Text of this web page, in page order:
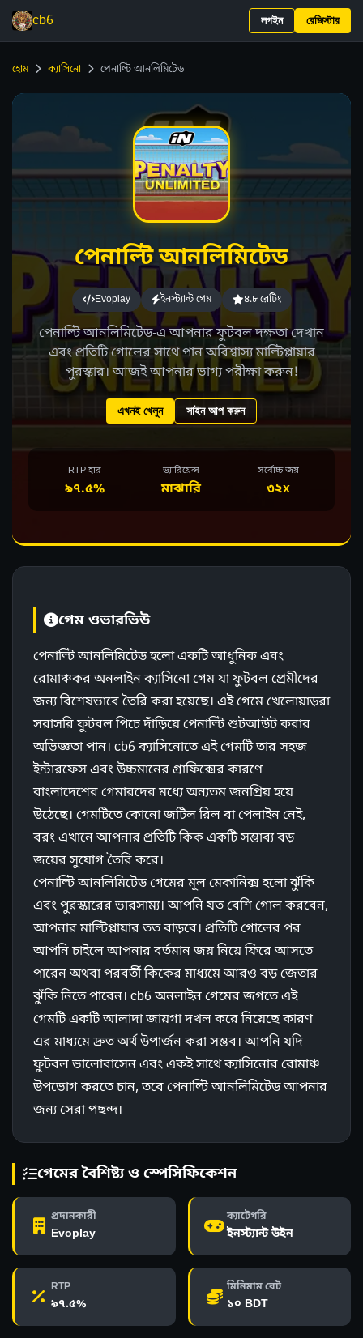
cb6 লগইন রেজিস্টার
হোম ক্যাসিনো পেনাল্টি আনলিমিটেড
পেনাল্টি আনলিমিটেড
Evoplay ইনস্ট্যান্ট গেম ৪.৮ রেটিং
পেনাল্টি আনলিমিটেড-এ আপনার ফুটবল দক্ষতা দেখান
এবং প্রতিটি গোলের সাথে পান অবিশ্বাস্য মাল্টিপ্লায়ার
পুরস্কার। আজই আপনার ভাগ্য পরীক্ষা করুন!
এখনই খেলুন সাইন আপ করুন
RTP হার
৯৭.৫%
ভ্যারিয়েন্স
মাঝারি
সর্বোচ্চ জয়
৩২x
গেম ওভারভিউ
পেনাল্টি আনলিমিটেড হলো একটি আধুনিক এবং
রোমাঞ্চকর অনলাইন ক্যাসিনো গেম যা ফুটবল প্রেমীদের
জন্য বিশেষভাবে তৈরি করা হয়েছে। এই গেমে খেলোয়াড়রা
সরাসরি ফুটবল পিচে দাঁড়িয়ে পেনাল্টি শুটআউট করার
অভিজ্ঞতা পান। cb6 ক্যাসিনোতে এই গেমটি তার সহজ
ইন্টারফেস এবং উচ্চমানের গ্রাফিক্সের কারণে
বাংলাদেশের গেমারদের মধ্যে অন্যতম জনপ্রিয় হয়ে
উঠেছে। গেমটিতে কোনো জটিল রিল বা পেলাইন নেই,
বরং এখানে আপনার প্রতিটি কিক একটি সম্ভাব্য বড়
জয়ের সুযোগ তৈরি করে।
পেনাল্টি আনলিমিটেড গেমের মূল মেকানিক্স হলো ঝুঁকি
এবং পুরস্কারের ভারসাম্য। আপনি যত বেশি গোল করবেন,
আপনার মাল্টিপ্লায়ার তত বাড়বে। প্রতিটি গোলের পর
আপনি চাইলে আপনার বর্তমান জয় নিয়ে ফিরে আসতে
পারেন অথবা পরবর্তী কিকের মাধ্যমে আরও বড় জেতার
ঝুঁকি নিতে পারেন। cb6 অনলাইন গেমের জগতে এই
গেমটি একটি আলাদা জায়গা দখল করে নিয়েছে কারণ
এর মাধ্যমে দ্রুত অর্থ উপার্জন করা সম্ভব। আপনি যদি
ফুটবল ভালোবাসেন এবং একই সাথে ক্যাসিনোর রোমাঞ্চ
উপভোগ করতে চান, তবে পেনাল্টি আনলিমিটেড আপনার
জন্য সেরা পছন্দ।
গেমের বৈশিষ্ট্য ও স্পেসিফিকেশন
প্রদানকারী
Evoplay
ক্যাটেগরি
ইনস্ট্যান্ট উইন
RTP
৯৭.৫%
মিনিমাম বেট
১০ BDT